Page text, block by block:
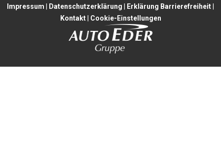
Impressum
Datenschutzerklärung Erklärung Barrierefreiheit
Kontakt| Cookie-Einstellungen